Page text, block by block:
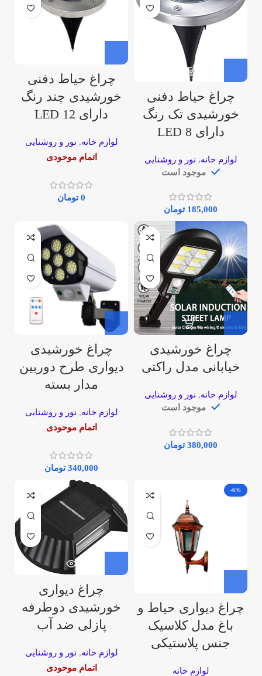
چراغ حیاط دفنی
خورشیدی تک رنگ
دارای 8 LED
لوازم خانه, نور و روشنایی
موجود است
185,000 تومان
چراغ حیاط دفنی
خورشیدی چند رنگ
دارای 12 LED
لوازم خانه, نور و روشنایی
اتمام موحودی
0 تومان
چراغ خورشیدی
خیابانی مدل راکتی
لوازم خانه, نور و روشنایی
موجود است
380,000 تومان
چراغ خورشیدی
دیواری طرح دوربین
مدار بسته
لوازم خانه, نور و روشنایی
اتمام موحودی
340,000 تومان
-6%
چراغ دیواری حیاط و
باغ مدل کلاسیک
جنس پلاستیکی
لوازم خانه
چراغ دیواری
خورشیدی دوطرفه
پازلی ضد آب
لوازم خانه, نور و روشنایی
اتمام موحودی